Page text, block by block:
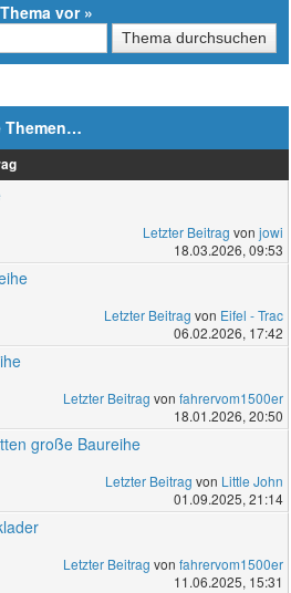
vor»
Themen…
Letzter Beitrag von jowi
18.03.2026, 09:53
Letzter Beitrag von Eifel - Trac
06.02.2026, 17:42
Letzter Beitrag von fahrervom1500er
18.01.2026, 20:50
große Baureihe
Letzter Beitrag von Little John
01.09.2025, 21:14
Letzter Beitrag von fahrervom1500er
11.06.2025, 15:31